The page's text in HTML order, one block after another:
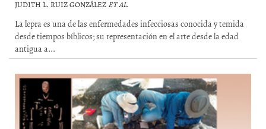
JUDITH L. RUIZ GONZÁLEZ ET AL.
La lepra es una de las enfermedades infecciosas conocida y temida
desde tiempos bíblicos; su representación en el arte desde la edad
antigua a...